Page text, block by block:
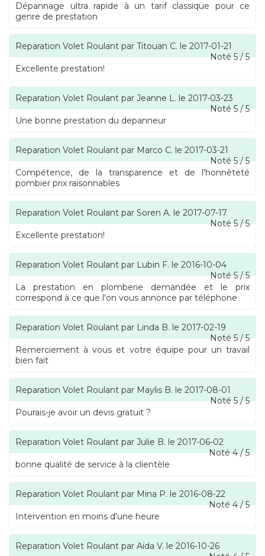
Dépannage ultra rapide à un tarif classique pour ce
genre de prestation
Reparation Volet Roulant par Titouan C. le 2017-01-21
Noté5/5
Excellente prestation!
Reparation Volet Roulant par Jeanne L. le 2017-03-23
Noté5/5
Une bonne prestation du depanneur
Reparation Volet Roulant par Marco C. le 2017-03-21
Noté5/5
Compétence, de la transparence et de l'honnêteté
pombier prix raisonnables
Reparation Volet Roulant par Soren A. le 2017-07-17
Noté5/5
Excellente prestation!
Reparation Volet Roulant par Lubin F. le 2016-10-04
Noté5/5
La prestation en plomberie demandée et le prix
correspond à ce que l'on vous annonce par téléphone
Reparation Volet Roulant par Linda B. le 2017-02-19
Noté5/5
Remerciement à vous et votre équipe pour un travail
bien fait
Reparation Volet Roulant par Maylis B. le 2017-08-01
Noté5/5
Pourais-je avoir un devis gratuit ?
Reparation Volet Roulant par Julie B. le 2017-06-02
Noté4/5
bonne qualité de service à la clientèle
Reparation Volet Roulant par Mina P. le 2016-08-22
Noté4/5
Intervention en moins d'une heure
Reparation Volet Roulant par Aïda V. le 2016-10-26